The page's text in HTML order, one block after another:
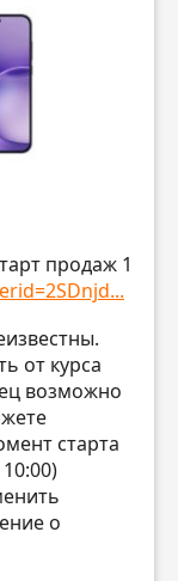
продаж 1
от курса
возможно
старта
о